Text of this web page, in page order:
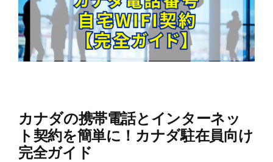
カナダの携帯電話とインターネッ
ト契約を簡単に！カナダ駐在員向け
完全ガイド